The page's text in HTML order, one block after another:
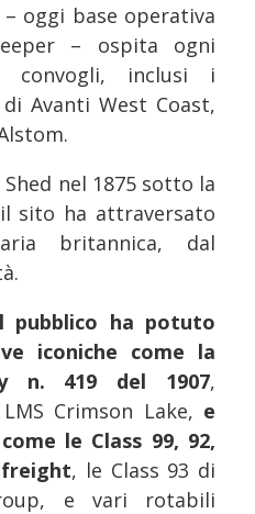
oggi base operativa
– ospita ogni
inclusi i
Avanti West Coast,
nel 1875 sotto la
il sito ha attraversato
britannica, dal
pubblico ha potuto
iconiche come la
n. 419 del 1907,
Crimson Lake, e
le Class 99, 92,
, le Class 93 di
e vari rotabili